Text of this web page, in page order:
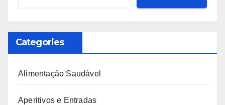
Categories
Alimentação Saudável
Aperitivos e Entradas